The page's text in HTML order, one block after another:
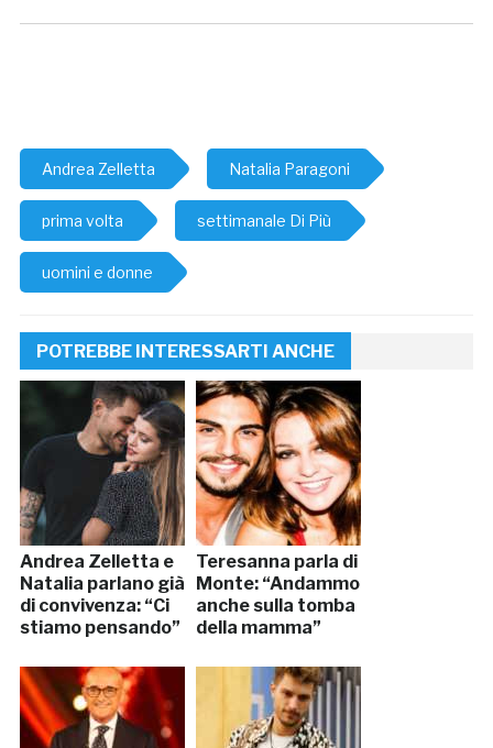
Andrea Zelletta Natalia Paragoni
prima volta settimanale Di Più
uomini e donne
POTREBBE INTERESSARTI ANCHE
Andrea Zelletta e
Natalia parlano già
di convivenza: “Ci
stiamo pensando”
Teresanna parla di
Monte: “Andammo
anche sulla tomba
della mamma”